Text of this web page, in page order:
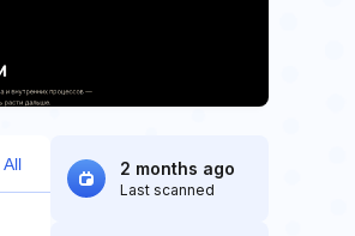
2 months ago
Last scanned